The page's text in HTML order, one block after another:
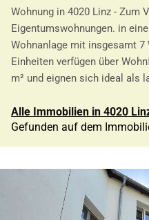
Wohnung in 4020 Linz - Zum
Eigentumswohnungen. in
Wohnanlage mit insgesamt 7
Einheiten verfügen über
m² und eignen sich ideal als
Alle Immobilien in 4020
Gefunden auf dem